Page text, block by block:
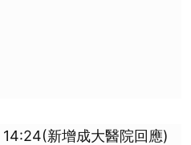
新增成大醫院回應)